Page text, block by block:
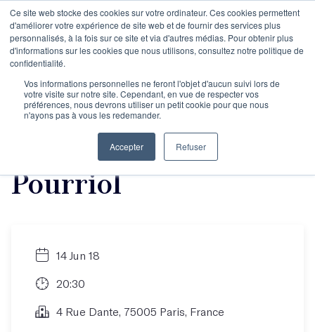
Ce site web stocke des cookies sur votre ordinateur. Ces cookies permettent
d'améliorer votre expérience de site web et de fournir des services plus
personnalisés, à la fois sur ce site et via d'autres médias. Pour obtenir plus
d'informations sur les cookies que nous utilisons, consultez notre politique de
confidentialité.
Vos informations personnelles ne feront l'objet d'aucun suivi lors de
votre visite sur notre site. Cependant, en vue de respecter vos
préférences, nous devrons utiliser un petit cookie pour que nous
n'ayons pas à vous les redemander.
Accepter Refuser
Lecture dédicace
"Généalogie de
l'insulte" d'Ollivier
Pourriol
14 Jun 18
20:30
4 Rue Dante, 75005 Paris, France